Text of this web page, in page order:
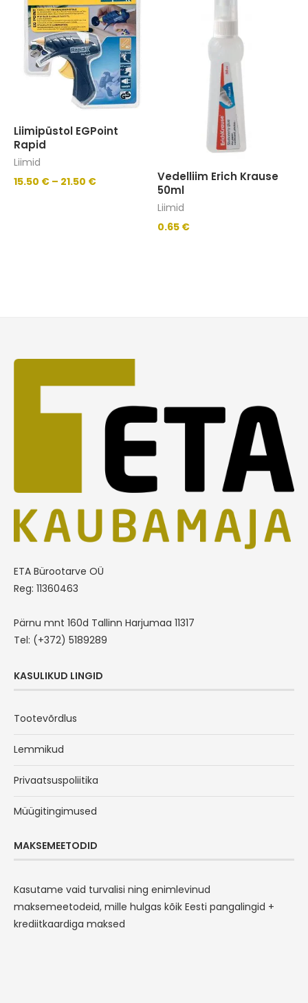
Liimipüstol EGPoint
Rapid
Liimid
15.50 € – 21.50 €
Vedelliim Erich Krause
50ml
Liimid
0.65 €
ETA Bürootarve OÜ
Reg: 11360463
Pärnu mnt 160d Tallinn Harjumaa 11317
Tel: (+372) 5189289
KASULIKUD LINGID
Tootevõrdlus
Lemmikud
Privaatsuspoliitika
Müügitingimused
MAKSEMEETODID
Kasutame vaid turvalisi ning enimlevinud
maksemeetodeid, mille hulgas kõik Eesti pangalingid +
krediitkaardiga maksed